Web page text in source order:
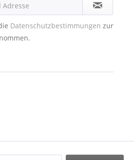
Datenschutzbestimmungen zur